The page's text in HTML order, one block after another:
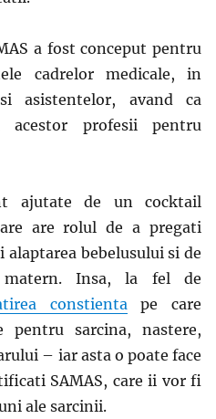
a fost conceput pentru
cadrelor medicale, in
asistentelor, avand ca
acestor profesii pentru
ajutate de un cocktail
are rolul de a pregati
bebelusului si de
Insa, la fel de
constientape care
pentru sarcina, nastere,
– iar asta o poate face
SAMAS, care ii vor fi
ale sarcinii.